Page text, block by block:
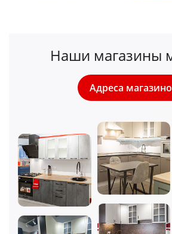
Наши магазины
Адреса